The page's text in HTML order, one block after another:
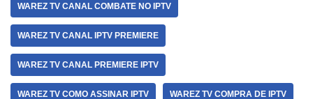
WAREZ TV CANAL COMBATE NO IPTV
WAREZ TV CANAL IPTV PREMIERE
WAREZ TV CANAL PREMIERE IPTV
WAREZ TV COMO ASSINAR IPTV WAREZ TV COMPRA DE IPTV